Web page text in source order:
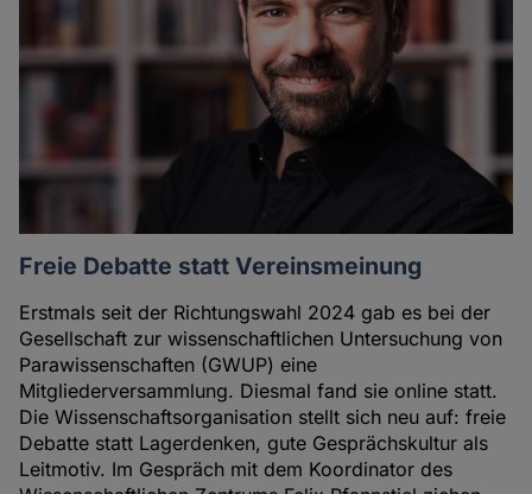
Freie Debatte statt Vereinsmeinung
Erstmals seit der Richtungswahl 2024 gab es bei der
Gesellschaft zur wissenschaftlichen Untersuchung von
Parawissenschaften (GWUP) eine
Mitgliederversammlung. Diesmal fand sie online statt.
Die Wissenschaftsorganisation stellt sich neu auf: freie
Debatte statt Lagerdenken, gute Gesprächskultur als
Leitmotiv. Im Gespräch mit dem Koordinator des